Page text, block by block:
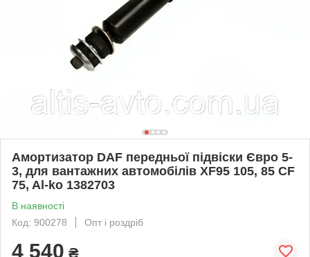
Амортизатор DAF передньої підвіски Євро 5-
3, для вантажних автомобілів XF95 105, 85 CF
75, Al-ko 1382703
В наявності
Код: 900278
Опт і роздріб
4 540 ₴